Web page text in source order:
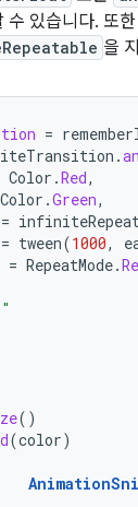
수 있습니다. 또
을
=
.
Color .Red,
Color .Green,
=
= tween(1000,
= RepeatMode.
()
(color)